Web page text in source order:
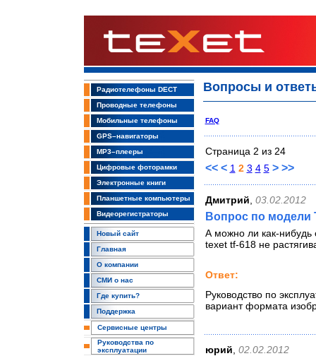
Радиотелефоны DECT
Проводные телефоны
Мобильные телефоны
GPS–навигаторы
MP3–плееры
Цифровые фоторамки
Электронные книги
Планшетные компьютеры
Видеорегистраторы
Новый сайт
Главная
О компании
СМИ о нас
Где купить?
Поддержка
Сервисные центры
Руководства по
эксплуатации
Вопросы и
FAQ
Страница 2 из 24
<< < 1 2 3 4 5 > >>
Дмитрий 03.02.2012
Вопрос по модели
А можно ли как-нибудь
texet tf-618 не
Ответ:
Руководство по
вариант формата
юрий 02.02.2012